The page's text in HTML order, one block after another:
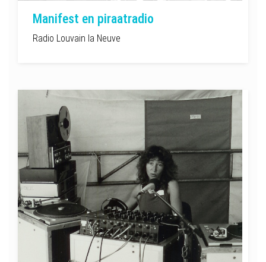
Manifest en piraatradio
Radio Louvain la Neuve